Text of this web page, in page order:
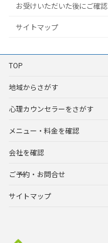
お受けいただいた後にご確認
サイトマップ
TOP
地域からさがす
心理カウンセラーをさがす
メニュー・料金を確認
会社を確認
ご予約・お問合せ
サイトマップ